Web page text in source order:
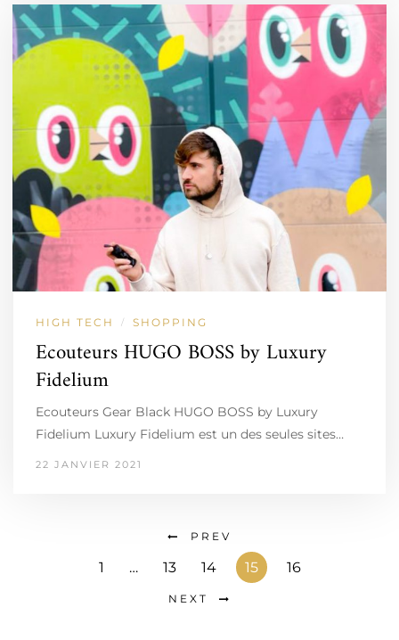
HIGH TECH / SHOPPING
Ecouteurs HUGO BOSS by Luxury
Fidelium
Ecouteurs Gear Black HUGO BOSS by Luxury
Fidelium Luxury Fidelium est un des seules sites…
22 JANVIER 2021
PREV
1 … 13 14 15 16
NEXT